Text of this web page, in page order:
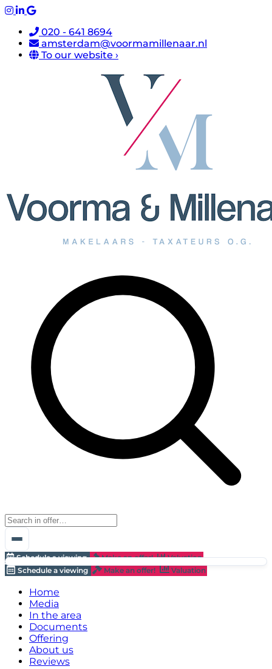
020 - 641 8694
amsterdam@voormamillenaar.nl
To our website ›
Schedule a viewing Make an offer!
Valuation
Schedule a viewing
Make an offer! Valuation
Home
Media
In the area
Documents
Offering
About us
Reviews